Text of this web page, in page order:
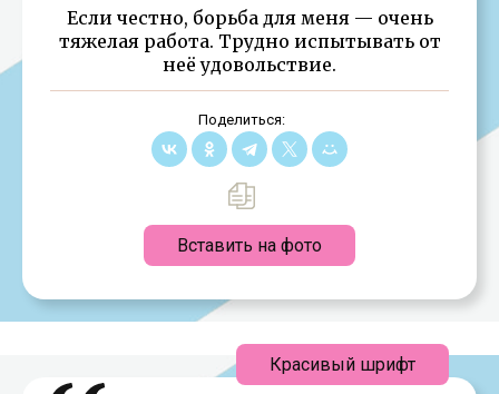
Если честно, борьба для меня — очень
тяжелая работа. Трудно испытывать от
неё удовольствие.
Поделиться:
Вставить на фото
Красивый шрифт